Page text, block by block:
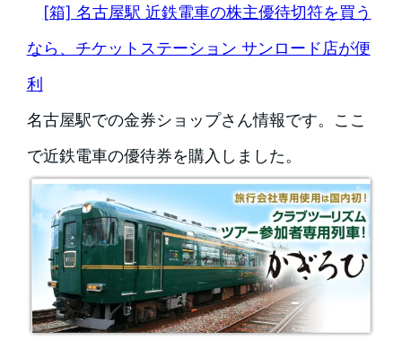
[箱] 名古屋駅 近鉄電車の株主優待切符を買う
なら、チケットステーション サンロード店が便
利
名古屋駅での金券ショップさん情報です。ここ
で近鉄電車の優待券を購入しました。